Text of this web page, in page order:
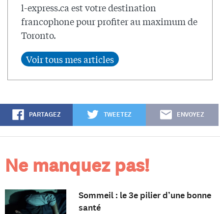
l-express.ca est votre destination
francophone pour profiter au maximum de
Toronto.
PARTAGEZ TWEETEZ ENVOYEZ
Ne manquez pas!
Sommeil : le 3e pilier d’une bonne
santé